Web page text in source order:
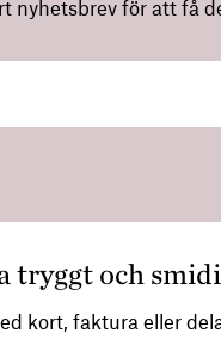
nyhetsbrev för att få
tryggt och
kort, faktura eller